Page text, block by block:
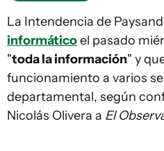
La Intendencia de
informáticoel pasado
"toda la información" y
funcionamiento a varios
departamental, según
Nicolás Olivera a El